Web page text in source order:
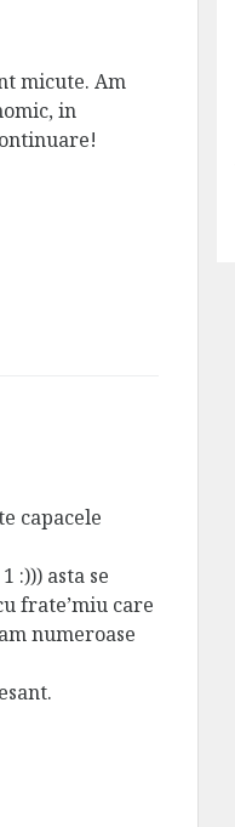
micute. Am
in
capacele
:))) asta se
frate’miu care
numeroase